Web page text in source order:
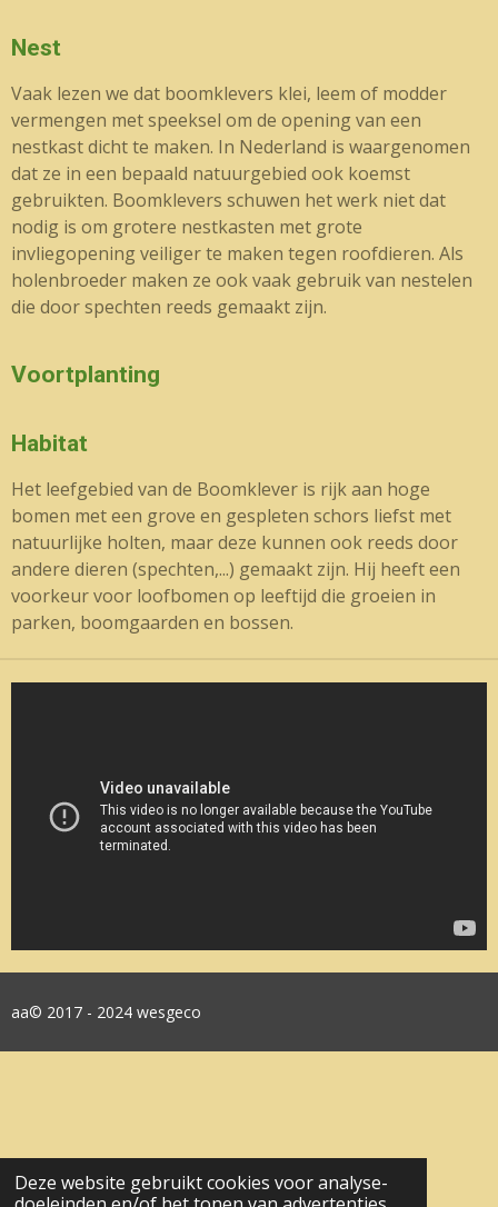
Deze website gebruikt cookies voor analyse-
Nest
Vaak lezen we dat boomklevers klei, leem of modder
vermengen met speeksel om de opening van een
nestkast dicht te maken. In Nederland is waargenomen
dat ze in een bepaald natuurgebied ook koemst
gebruikten. Boomklevers schuwen het werk niet dat
nodig is om grotere nestkasten met grote
invliegopening veiliger te maken tegen roofdieren. Als
holenbroeder maken ze ook vaak gebruik van nestelen
die door spechten reeds gemaakt zijn.
Voortplanting
Habitat
Het leefgebied van de Boomklever is rijk aan hoge
bomen met een grove en gespleten schors liefst met
natuurlijke holten, maar deze kunnen ook reeds door
andere dieren (spechten,...) gemaakt zijn. Hij heeft een
voorkeur voor loofbomen op leeftijd die groeien in
parken, boomgaarden en bossen.
aa© 2017 - 2024 wesgeco